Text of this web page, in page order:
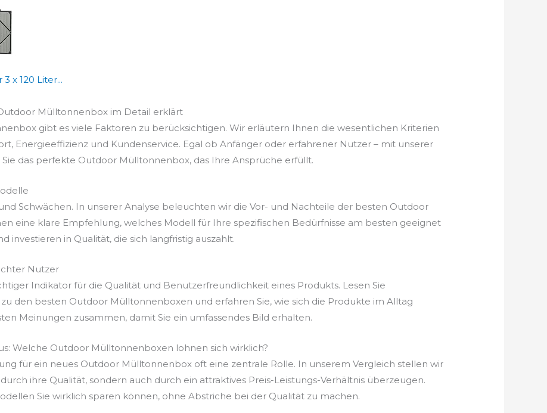
x 120 Liter...
Mülltonnenbox im Detail erklärt
gibt es viele Faktoren zu berücksichtigen. Wir erläutern Ihnen die wesentlichen Kriterien
Energieeffizienz und Kundenservice. Egal ob Anfänger oder erfahrener Nutzer – mit unserer
das perfekte Outdoor Mülltonnenbox, das Ihre Ansprüche erfüllt.
Schwächen. In unserer Analyse beleuchten wir die Vor- und Nachteile der besten Outdoor
eine klare Empfehlung, welches Modell für Ihre spezifischen Bedürfnisse am besten geeignet
investieren in Qualität, die sich langfristig auszahlt.
Nutzer
Indikator für die Qualität und Benutzerfreundlichkeit eines Produkts. Lesen Sie
den besten Outdoor Mülltonnenboxen und erfahren Sie, wie sich die Produkte im Alltag
Meinungen zusammen, damit Sie ein umfassendes Bild erhalten.
Welche Outdoor Mülltonnenboxen lohnen sich wirklich?
für ein neues Outdoor Mülltonnenbox oft eine zentrale Rolle. In unserem Vergleich stellen wir
ihre Qualität, sondern auch durch ein attraktives Preis-Leistungs-Verhältnis überzeugen.
Sie wirklich sparen können, ohne Abstriche bei der Qualität zu machen.